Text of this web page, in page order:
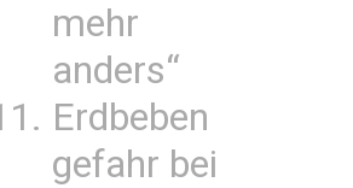
mehr
anders“
Erdbeben
gefahr bei